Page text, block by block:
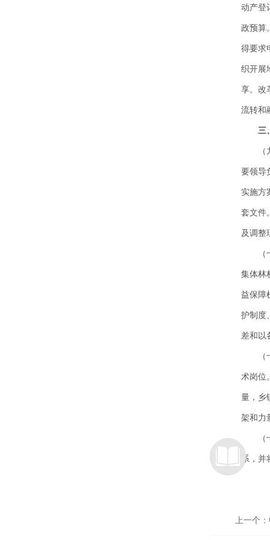
动产登
政预算
得要求
织开展
享。改
流转和
三
要领导
实施方
套文件
及调整
集体林
益保障
护制度
差和以
术岗位
量，乡
架和力
系，